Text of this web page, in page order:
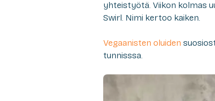
yhteistyötä. Viikon kolmas
Swirl. Nimi kertoo kaiken.
Vegaanisten oluiden
tunnisssa.